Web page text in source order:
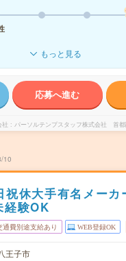
もっと見る
応募へ進む
パーソルテンプスタッフ株式会社 首都
10
祝休大手有名メーカ
経験OK
通費別途支給あり WEB登録OK
王子市